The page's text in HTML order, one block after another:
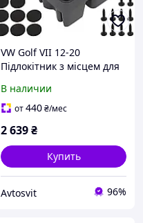
VW Golf VII 12-20
Підлокітник з місцем для
ШКІРА + монтажний
комплект
В наличии
от440₴/мес
2 639₴
Купить
Avtosvit 96%